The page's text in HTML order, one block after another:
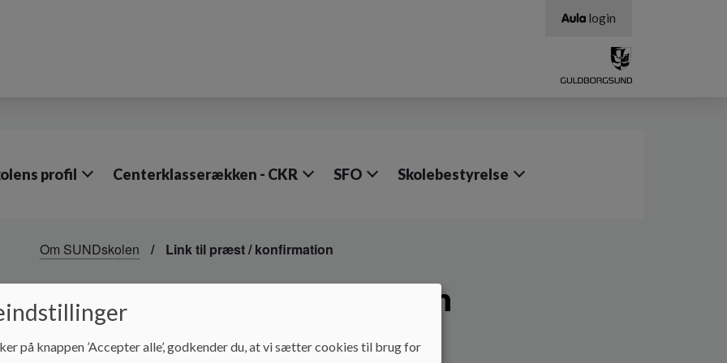
login
profil Centerklasserækken - CKR SFO Skolebestyrelse
Om SUNDskolen Link til præst / konfirmation
Link til præst / konfirmation
Klik her
på knappen ’Accepter alle’, godkender du, at vi sætter cookies til brug for